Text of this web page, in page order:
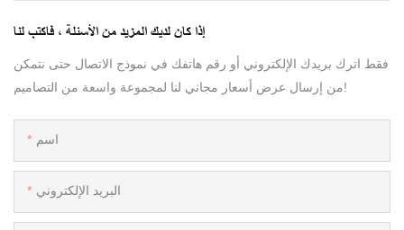
إذا كان لديك المزيد من الأسئلة ، فاكتب لنا
فقط اترك بريدك الإلكتروني أو رقم هاتفك في نموذج الاتصال حتى نتمكن
من إرسال عرض أسعار مجاني لنا لمجموعة واسعة من التصاميم!
اسم
البريد الإلكتروني